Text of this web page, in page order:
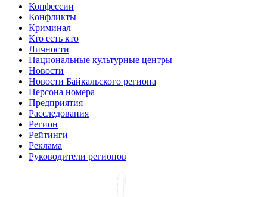
Конфессии
Конфликты
Криминал
Кто есть кто
Личности
Национальные культурные центры
Новости
Новости Байкальского региона
Персона номера
Предприятия
Расследования
Регион
Рейтинги
Реклама
Руководители регионов